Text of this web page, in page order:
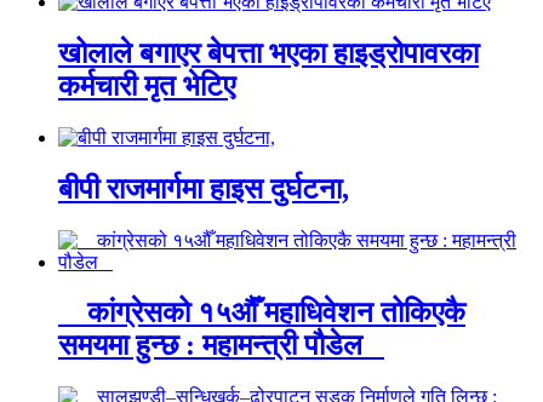
खोलाले बगाएर बेपत्ता भएका हाइड्रोपावरका
कर्मचारी मृत भेटिए
बीपी राजमार्गमा हाइस दुर्घटना,
कांग्रेसको १५औँ महाधिवेशन तोकिएकै
समयमा हुन्छ : महामन्त्री पौडेल